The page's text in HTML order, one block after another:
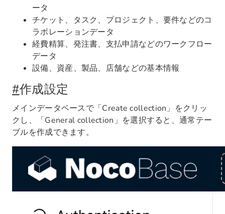
ータ
チケット、タスク、プロジェクト、要件などのコ
ラボレーションデータ
経費精算、発注書、支払申請などのワークフロー
データ
設備、資産、製品、店舗などの基本情報
#作成設定
メインデータベースで「Create collection」をクリッ
クし、「General collection」を選択すると、通常テー
ブルを作成できます。